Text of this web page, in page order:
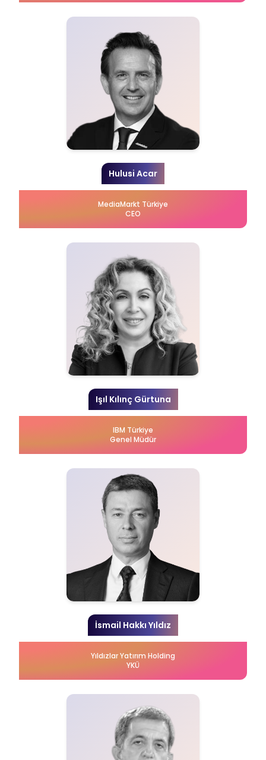
Hulusi Acar
MediaMarkt Türkiye
CEO
Işıl Kılınç Gürtuna
IBM Türkiye
Genel Müdür
İsmail Hakkı Yıldız
Yıldızlar Yatırım Holding
YKÜ